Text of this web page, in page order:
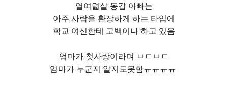
열여덟살 동갑 아빠는
아주 사람을 환장하게 하는 타입에
학교 여신한테 고백이나 하고 있음
엄마가 첫사랑이라며 ㅂㄷㅂㄷ
엄마가 누군지 알지도못함ㅠㅠㅠㅠ